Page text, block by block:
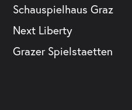
Schauspielhaus Graz
Next Liberty
Grazer Spielstaetten